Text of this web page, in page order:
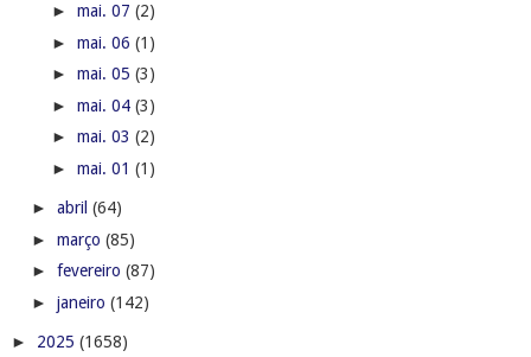
► mai. 07 (2)
► mai. 06 (1)
► mai. 05 (3)
► mai. 04 (3)
► mai. 03 (2)
► mai. 01 (1)
► abril (64)
► março (85)
► fevereiro (87)
► janeiro (142)
► 2025 (1658)